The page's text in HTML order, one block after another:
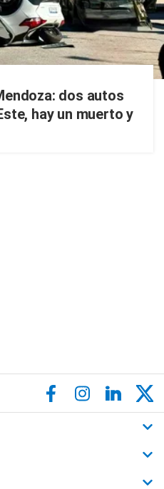
dos autos
hay un muerto y